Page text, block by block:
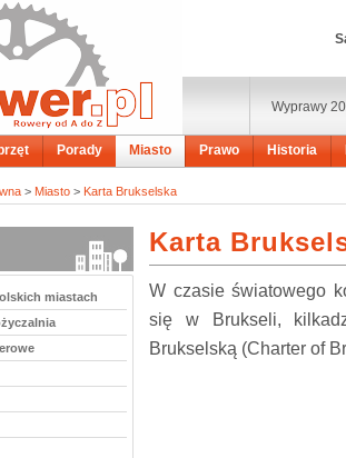
Wyprawy
Porady Miasto Prawo Historia
> Miasto > Karta Brukselska
miastach
Karta
W czasie światowego
się w Brukseli,
Brukselską (Charter of